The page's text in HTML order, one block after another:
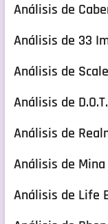
Análisis de
Análisis de 33
Análisis de
Análisis de
Análisis de
Análisis de
Análisis de Life